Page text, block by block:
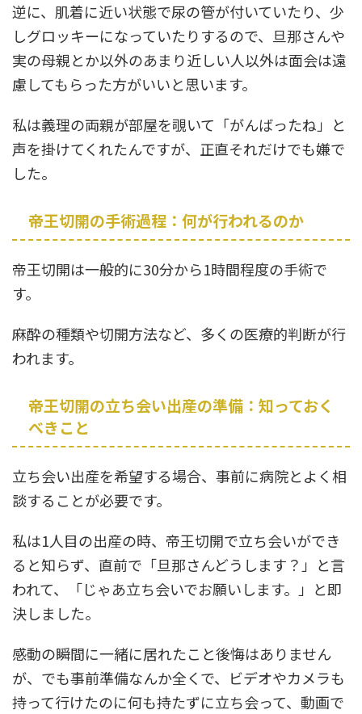
逆に、肌着に近い状態で尿の管が付いていたり、少
しグロッキーになっていたりするので、旦那さんや
実の母親とか以外のあまり近しい人以外は面会は遠
慮してもらった方がいいと思います。
私は義理の両親が部屋を覗いて「がんばったね」と
声を掛けてくれたんですが、正直それだけでも嫌で
した。
帝王切開の手術過程：何が行われるのか
帝王切開は一般的に30分から1時間程度の手術で
す。
麻酔の種類や切開方法など、多くの医療的判断が行
われます。
帝王切開の立ち会い出産の準備：知っておく
べきこと
立ち会い出産を希望する場合、事前に病院とよく相
談することが必要です。
私は1人目の出産の時、帝王切開で立ち会いができ
ると知らず、直前で「旦那さんどうします？」と言
われて、「じゃあ立ち会いでお願いします。」と即
決しました。
感動の瞬間に一緒に居れたこと後悔はありません
が、でも事前準備なんか全くで、ビデオやカメラも
持って行けたのに何も持たずに立ち会って、動画で